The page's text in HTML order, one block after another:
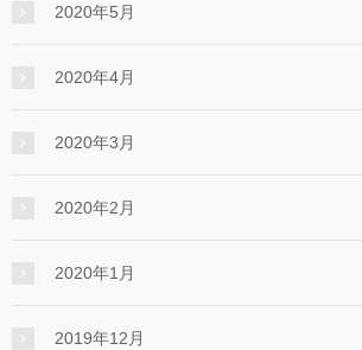
2020年5月
2020年4月
2020年3月
2020年2月
2020年1月
2019年12月